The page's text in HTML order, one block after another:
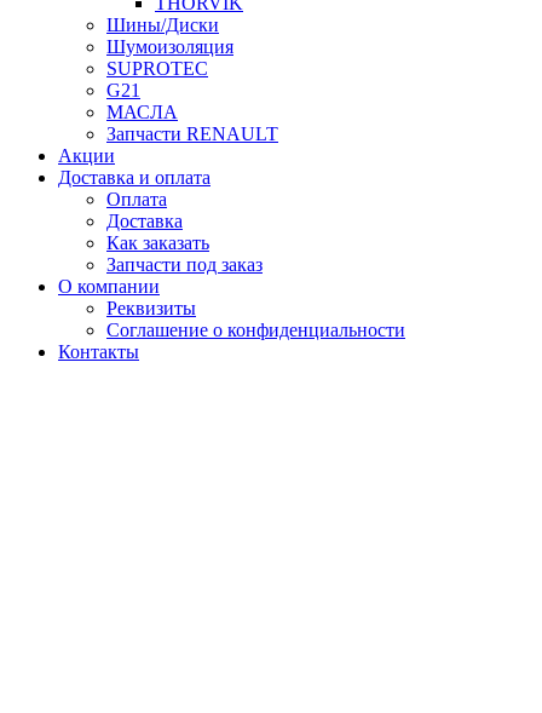
Шины/Диски
Шумоизоляция
SUPROTEC
G21
МАСЛА
Запчасти RENAULT
Акции
Доставка и оплата
Оплата
Доставка
Как заказать
Запчасти под заказ
О компании
Реквизиты
Соглашение о конфиденциальности
Контакты